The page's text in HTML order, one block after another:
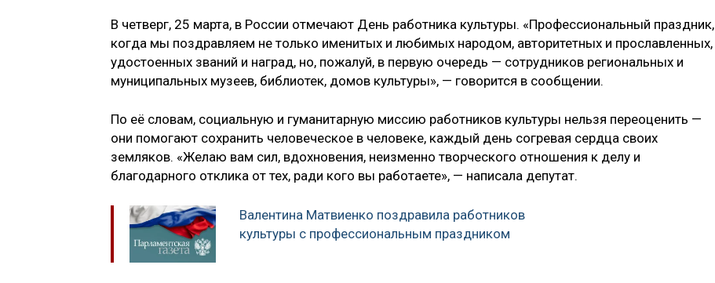
В четверг, 25 марта, в России отмечают День работника культуры. «Профессиональный праздник,
когда мы поздравляем не только именитых и любимых народом, авторитетных и прославленных,
удостоенных званий и наград, но, пожалуй, в первую очередь — сотрудников региональных и
муниципальных музеев, библиотек, домов культуры», — говорится в сообщении.
По её словам, социальную и гуманитарную миссию работников культуры нельзя переоценить —
они помогают сохранить человеческое в человеке, каждый день согревая сердца своих
земляков. «Желаю вам сил, вдохновения, неизменно творческого отношения к делу и
благодарного отклика от тех, ради кого вы работаете», — написала депутат.
Валентина Матвиенко поздравила работников
культуры с профессиональным праздником